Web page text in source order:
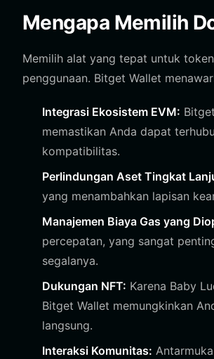
Mengapa Memilih
Memilih alat yang tepat untuk
penggunaan. Bitget Wallet
Integrasi Ekosistem EVM:
memastikan Anda dapat
kompatibilitas.
Perlindungan Aset Tingkat
yang menambahkan lapisan
Manajemen Biaya Gas yang
percepatan, yang sangat
segalanya.
Dukungan NFT: Karena Baby
Bitget Wallet memungkinkan
langsung.
Interaksi Komunitas: